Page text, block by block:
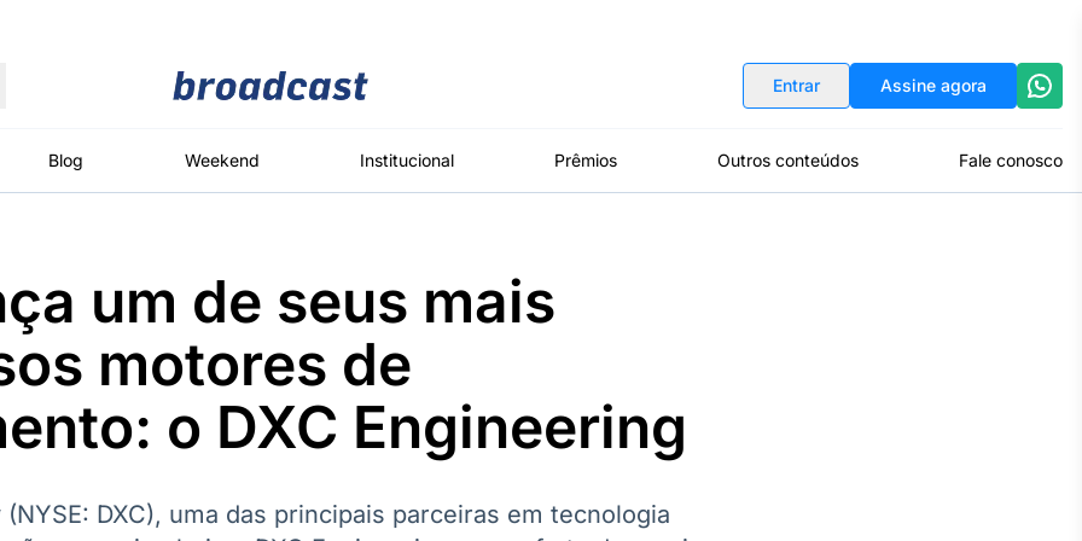
Entrar Assine agora
Blog Weekend Institucional Prêmios Outros conteúdos Fale conosco
Broadcast
Político
Os bastidores da
política em
tempo real
Energia
O setor de
energia elétrica
no Brasil
White Label
Plataforma para
conteúdos
personalizados
Broadcast
Broadcast
Broadcast
Broadcast
um de seus mais
motores de
o DXC Engineering
(NYSE: DXC), uma das principais parceiras em tecnologia